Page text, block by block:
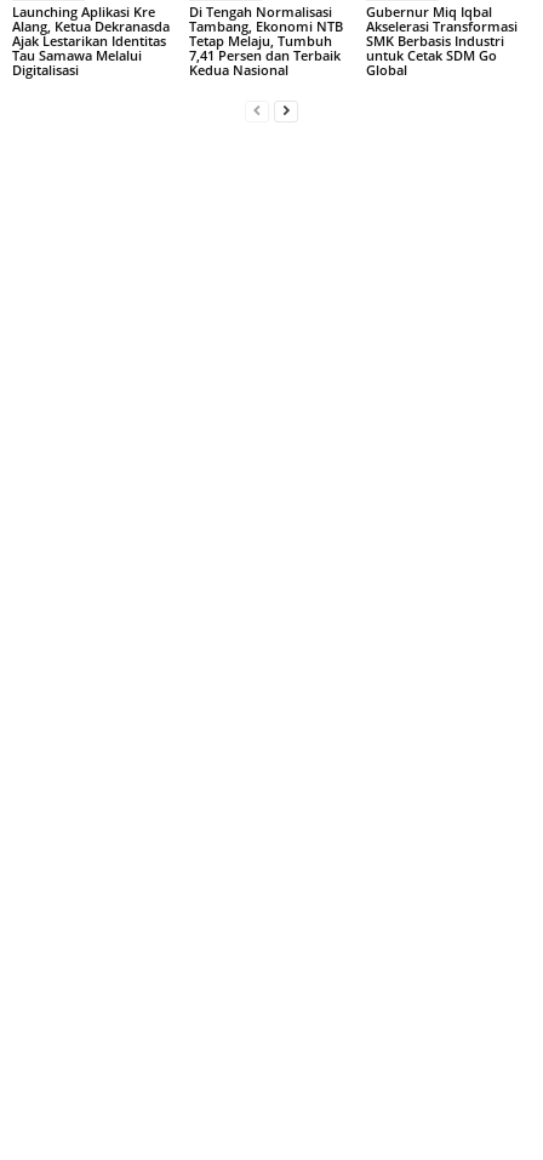
Launching Aplikasi Kre
Alang, Ketua Dekranasda
Ajak Lestarikan Identitas
Tau Samawa Melalui
Digitalisasi
Di Tengah Normalisasi
Tambang, Ekonomi NTB
Tetap Melaju, Tumbuh
7,41 Persen dan Terbaik
Kedua Nasional
Gubernur Miq Iqbal
Akselerasi Transformasi
SMK Berbasis Industri
untuk Cetak SDM Go
Global